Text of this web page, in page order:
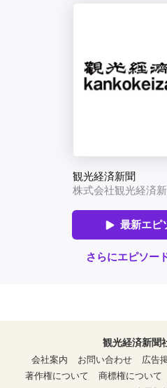
観光経済新聞
会社案内
お問い合わせ 広告
著作権について
商標権について